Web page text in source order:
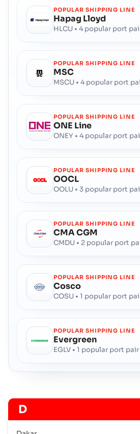
POPULAR SHIPPING LINE
Hapag Lloyd
HLCU • 4 popular port
POPULAR SHIPPING LINE
MSC
MSCU • 4 popular port
POPULAR SHIPPING LINE
ONE Line
ONEY • 4 popular port
POPULAR SHIPPING LINE
OOCL
OOLU • 3 popular port
POPULAR SHIPPING LINE
CMA CGM
CMDU • 2 popular port
POPULAR SHIPPING LINE
Cosco
COSU • 1 popular port
POPULAR SHIPPING LINE
Evergreen
EGLV • 1 popular port pair
D